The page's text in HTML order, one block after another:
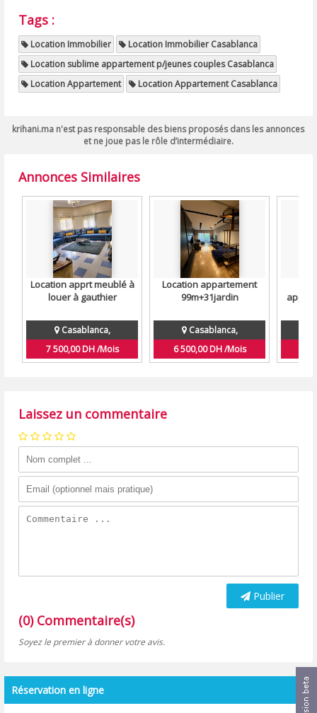
Tags :
Location Immobilier
Location Immobilier Casablanca
Location sublime appartement p/jeunes couples Casablanca
Location Appartement
Location Appartement Casablanca
krihani.ma n'est pas responsable des biens proposés dans les annonces
et ne joue pas le rôle d’intermédiaire.
Annonces Similaires
Location apprt meublé à
louer à gauthier
Casablanca,
7 500,00 DH /Mois
Location appartement
99m+31jardin
Casablanca,
6 500,00 DH /Mois
Laissez un commentaire
Publier
(0) Commentaire(s)
Soyez le premier à donner votre avis.
Réservation en ligne